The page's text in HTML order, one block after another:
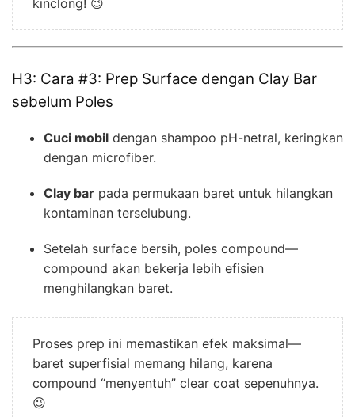
kinclong! 😉
H3: Cara #3: Prep Surface dengan Clay Bar
sebelum Poles
Cuci mobil dengan shampoo pH-netral, keringkan
dengan microfiber.
Clay bar pada permukaan baret untuk hilangkan
kontaminan terselubung.
Setelah surface bersih, poles compound—
compound akan bekerja lebih efisien
menghilangkan baret.
Proses prep ini memastikan efek maksimal—
baret superfisial memang hilang, karena
compound “menyentuh” clear coat sepenuhnya.
😉